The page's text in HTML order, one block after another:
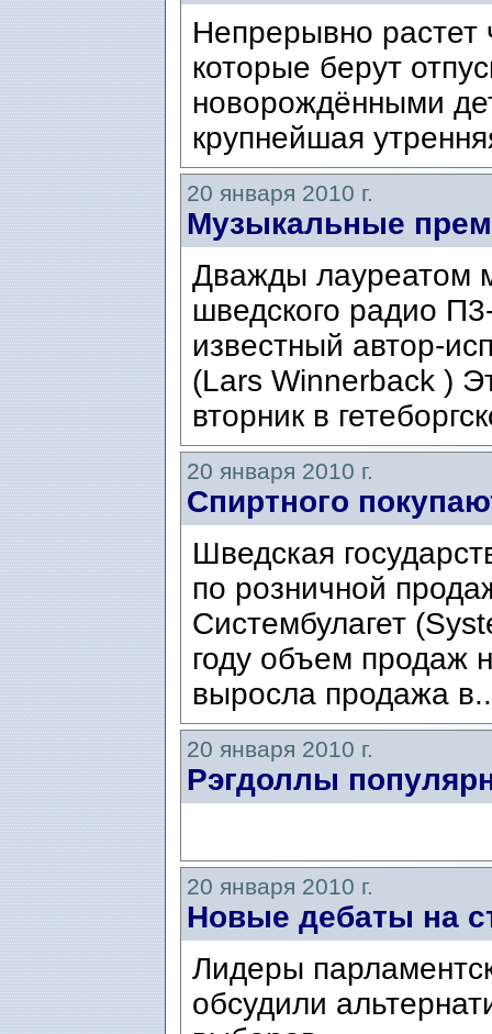
Непрерывно растет
которые берут
новорождёнными
крупнейшая
20 января 2010 г.
Музыкальные
Дважды лауреатом
шведского радио
известный автор-
(Lars Winnerback )
вторник в
20 января 2010 г.
Спиртного
Шведская
по розничной
Систембулагет
году объем продаж
выросла продажа
20 января 2010 г.
Рэгдоллы
20 января 2010 г.
Новые дебаты на
Лидеры
обсудили